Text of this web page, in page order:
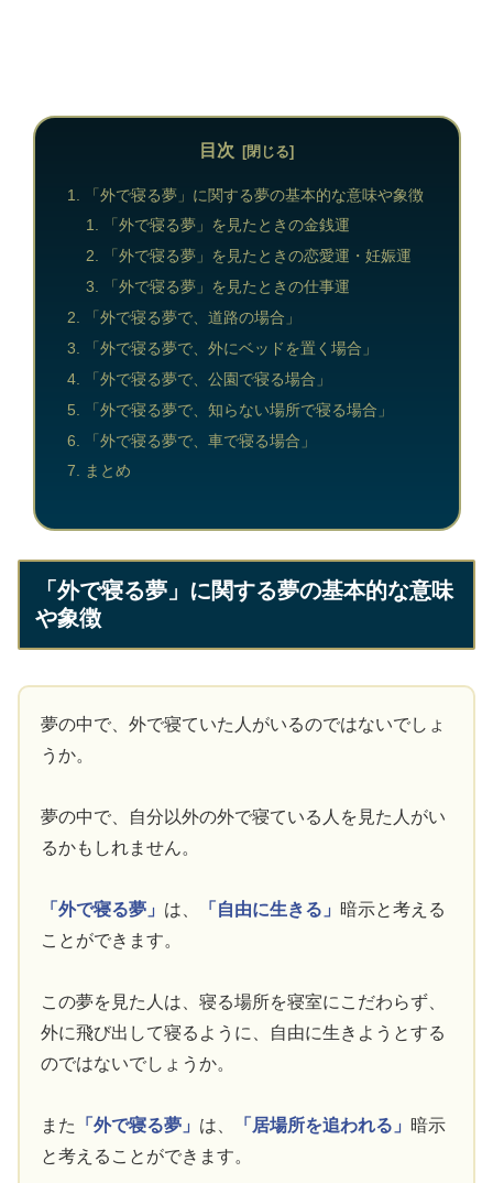
目次
「外で寝る夢」に関する夢の基本的な意味や象徴
「外で寝る夢」を見たときの金銭運
「外で寝る夢」を見たときの恋愛運・妊娠運
「外で寝る夢」を見たときの仕事運
「外で寝る夢で、道路の場合」
「外で寝る夢で、外にベッドを置く場合」
「外で寝る夢で、公園で寝る場合」
「外で寝る夢で、知らない場所で寝る場合」
「外で寝る夢で、車で寝る場合」
まとめ
「外で寝る夢」に関する夢の基本的な意味
や象徴
夢の中で、外で寝ていた人がいるのではないでしょ
うか。
夢の中で、自分以外の外で寝ている人を見た人がい
るかもしれません。
「外で寝る夢」 は、 「自由に生きる」 暗示と考える
ことができます。
この夢を見た人は、寝る場所を寝室にこだわらず、
外に飛び出して寝るように、自由に生きようとする
のではないでしょうか。
また 「外で寝る夢」 は、 「居場所を追われる」 暗示
と考えることができます。